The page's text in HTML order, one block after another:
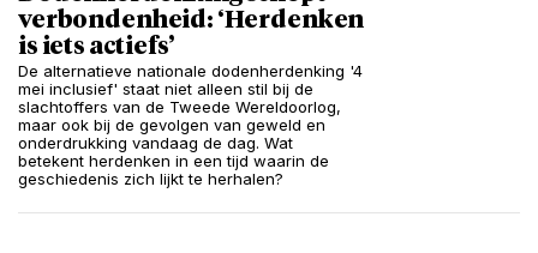
verbondenheid: ‘Herdenken
is iets actiefs’
De alternatieve nationale dodenherdenking '4
mei inclusief' staat niet alleen stil bij de
slachtoffers van de Tweede Wereldoorlog,
maar ook bij de gevolgen van geweld en
onderdrukking vandaag de dag. Wat
betekent herdenken in een tijd waarin de
geschiedenis zich lijkt te herhalen?